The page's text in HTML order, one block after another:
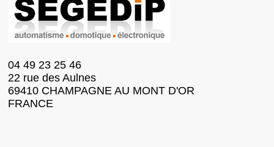
04 49 23 25 46
22 rue des Aulnes
69410 CHAMPAGNE AU MONT D'OR
FRANCE